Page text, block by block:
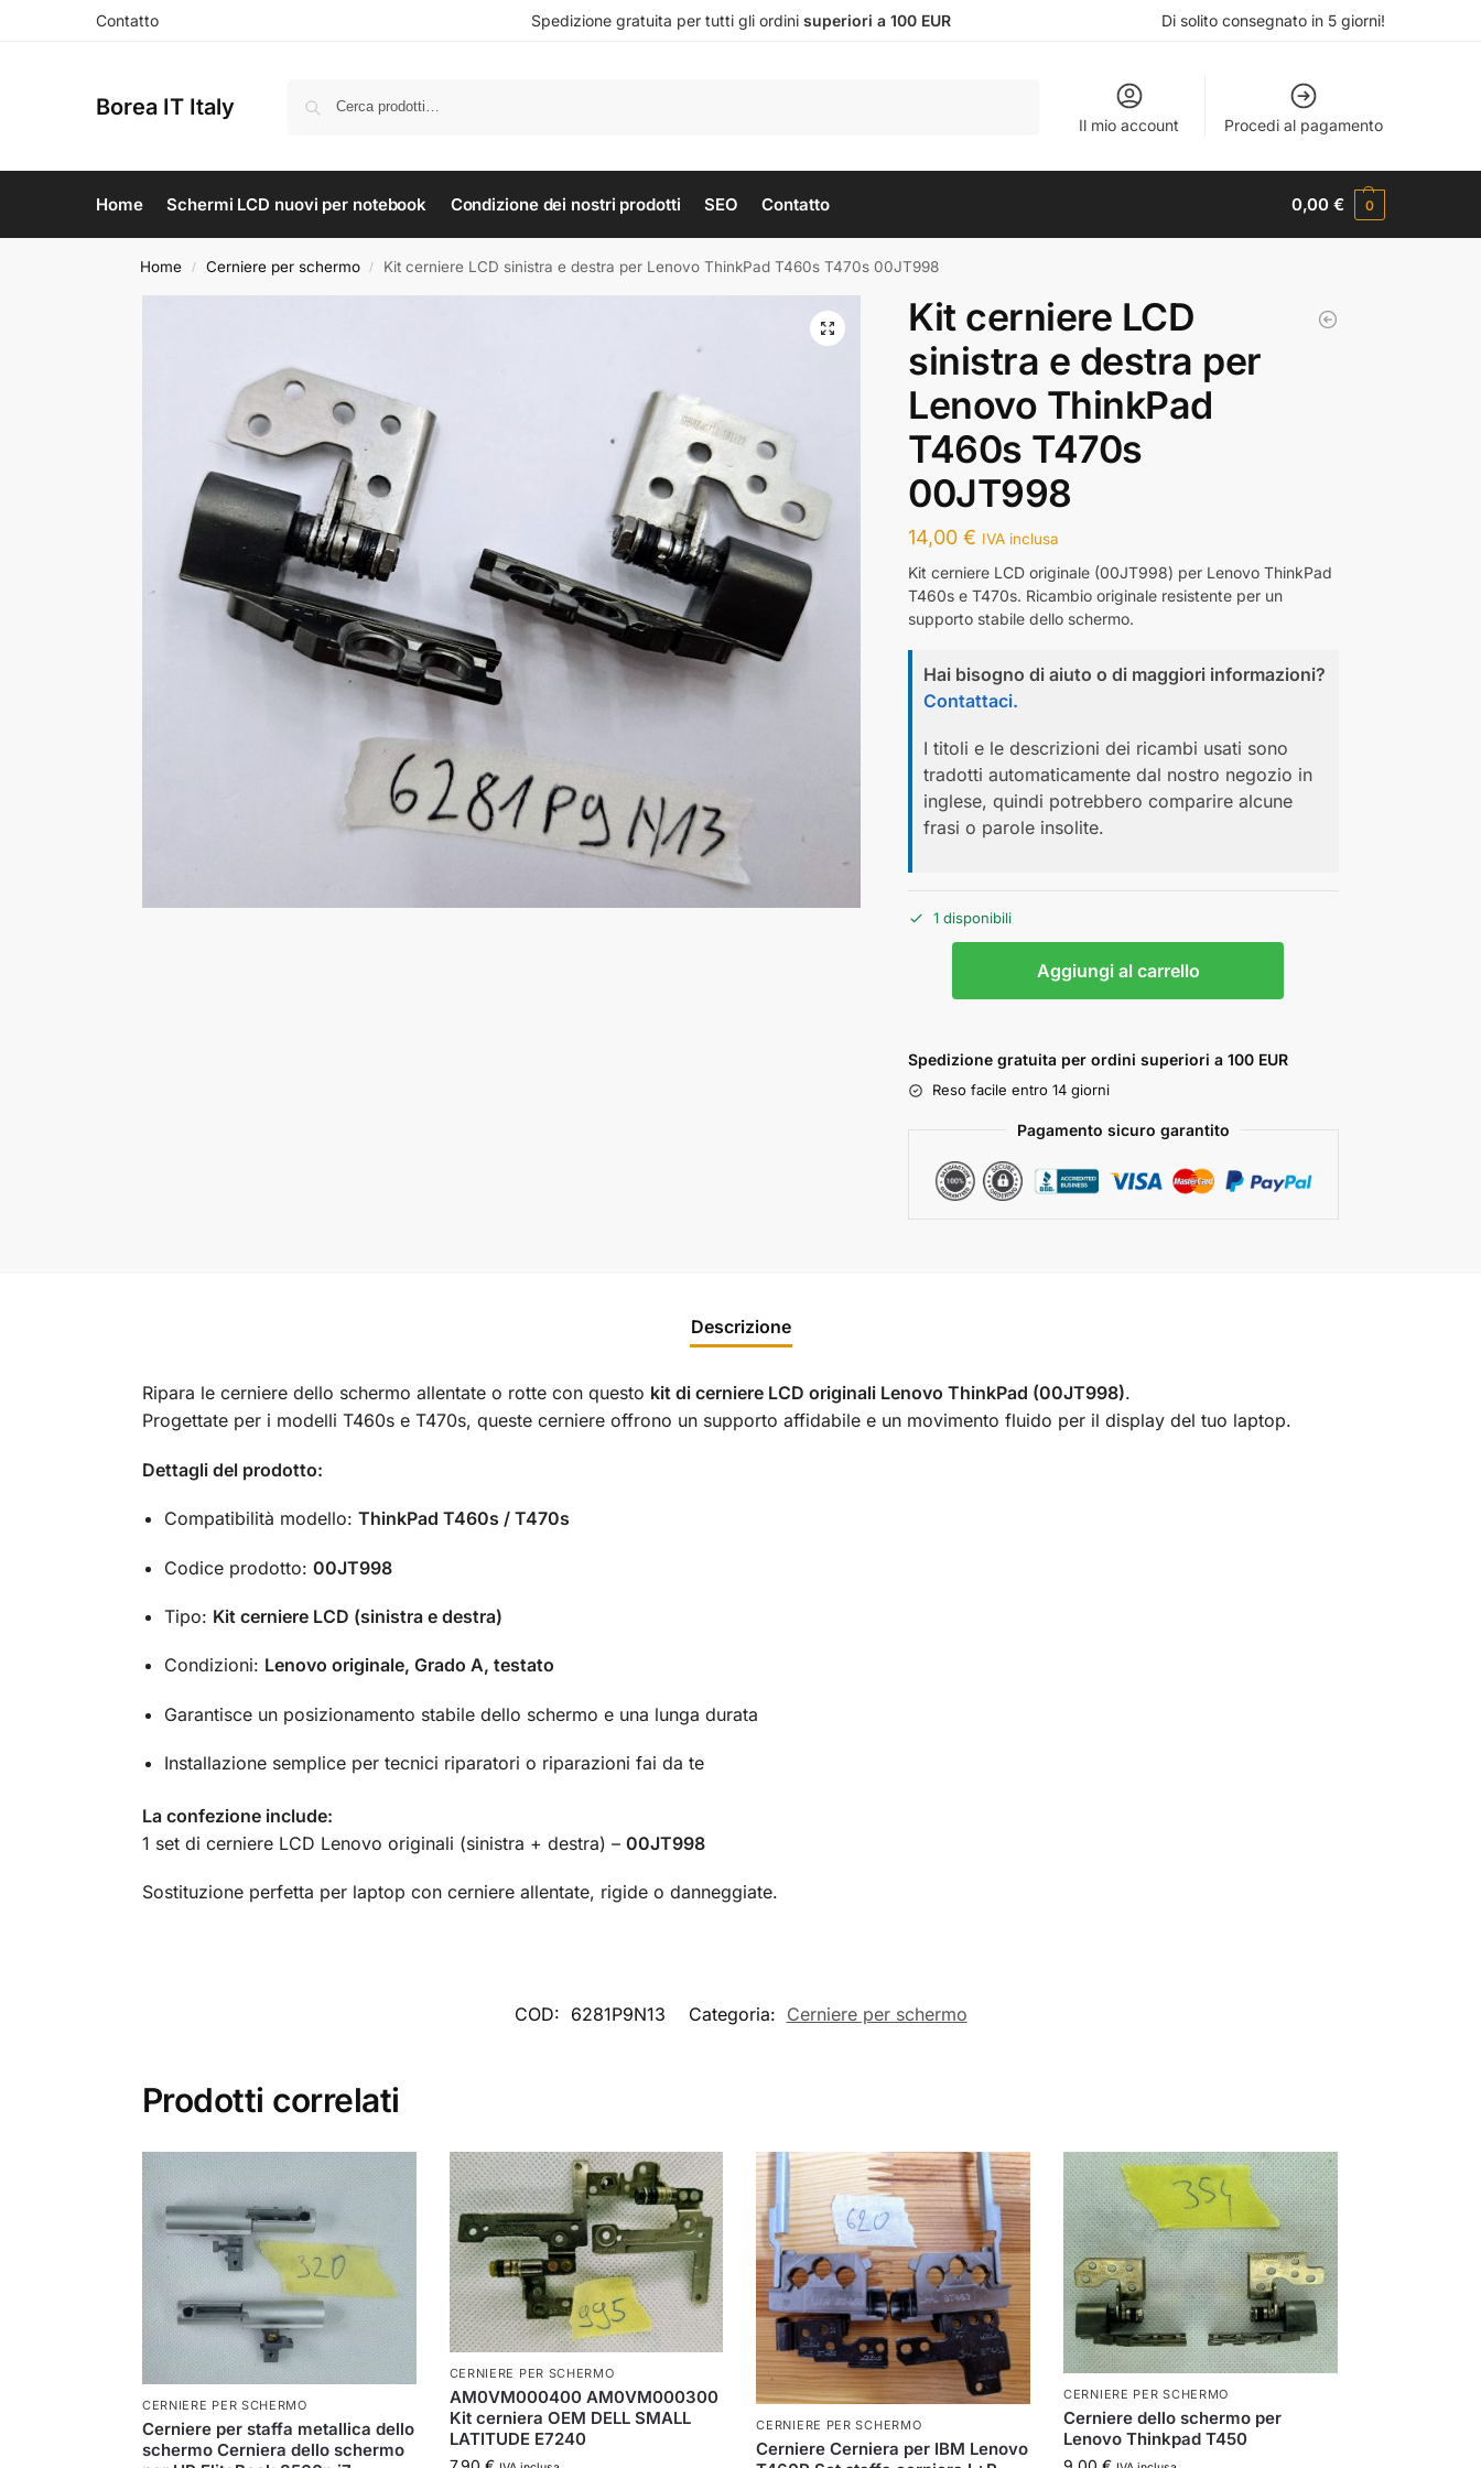
Contatto Spedizione gratuita per tutti gli ordini superiori a 100 EUR Di solito consegnato in 5 giorni!
Borea IT Italy
Il mio account Procedi al pagamento
Home Schermi LCD nuovi per notebook Condizione dei nostri prodotti SEO Contatto 0,00€ 0
Home / Cerniere per schermo / Kit cerniere LCD sinistra e destra per Lenovo ThinkPad T460s T470s 00JT998
Kit cerniere LCD
sinistra e destra per
Lenovo ThinkPad
T460s T470s
00JT998
14,00€ IVA inclusa
Kit cerniere LCD originale (00JT998) per Lenovo ThinkPad
T460s e T470s. Ricambio originale resistente per un
supporto stabile dello schermo.
Hai bisogno di aiuto o di maggiori informazioni?
Contattaci.
I titoli e le descrizioni dei ricambi usati sono
tradotti automaticamente dal nostro negozio in
inglese, quindi potrebbero comparire alcune
frasi o parole insolite.
1 disponibili
Aggiungi al carrello
Spedizione gratuita per ordini superiori a 100 EUR
Reso facile entro 14 giorni
Pagamento sicuro garantito
Descrizione
Ripara le cerniere dello schermo allentate o rotte con questo kit di cerniere LCD originali Lenovo ThinkPad (00JT998).
Progettate per i modelli T460s e T470s, queste cerniere offrono un supporto affidabile e un movimento fluido per il display del tuo laptop.
Dettagli del prodotto:
Compatibilità modello: ThinkPad T460s / T470s
Codice prodotto: 00JT998
Tipo: Kit cerniere LCD (sinistra e destra)
Condizioni: Lenovo originale, Grado A, testato
Garantisce un posizionamento stabile dello schermo e una lunga durata
Installazione semplice per tecnici riparatori o riparazioni fai da te
La confezione include:
1 set di cerniere LCD Lenovo originali (sinistra + destra) – 00JT998
Sostituzione perfetta per laptop con cerniere allentate, rigide o danneggiate.
COD: 6281P9N13 Categoria: Cerniere per schermo
Prodotti correlati
CERNIERE PER SCHERMO
Cerniere per staffa metallica dello
schermo Cerniera dello schermo
CERNIERE PER SCHERMO
AM0VM000400 AM0VM000300
Kit cerniera OEM DELL SMALL
LATITUDE E7240
CERNIERE PER SCHERMO
Cerniere Cerniera per IBM Lenovo
CERNIERE PER SCHERMO
Cerniere dello schermo per
Lenovo Thinkpad T450